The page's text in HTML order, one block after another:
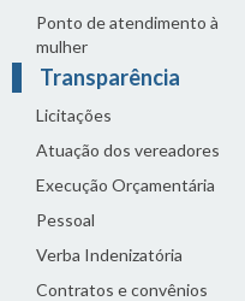
Ponto de atendimento à
mulher
Transparência
Licitações
Atuação dos vereadores
Execução Orçamentária
Pessoal
Verba Indenizatória
Contratos e convênios